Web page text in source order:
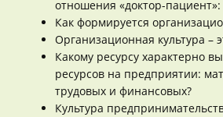
отношения «доктор-пациент»:
Как формируется
Организационная культура –
Какому ресурсу характерно
ресурсов на предприятии:
трудовых и финансовых?
Культура